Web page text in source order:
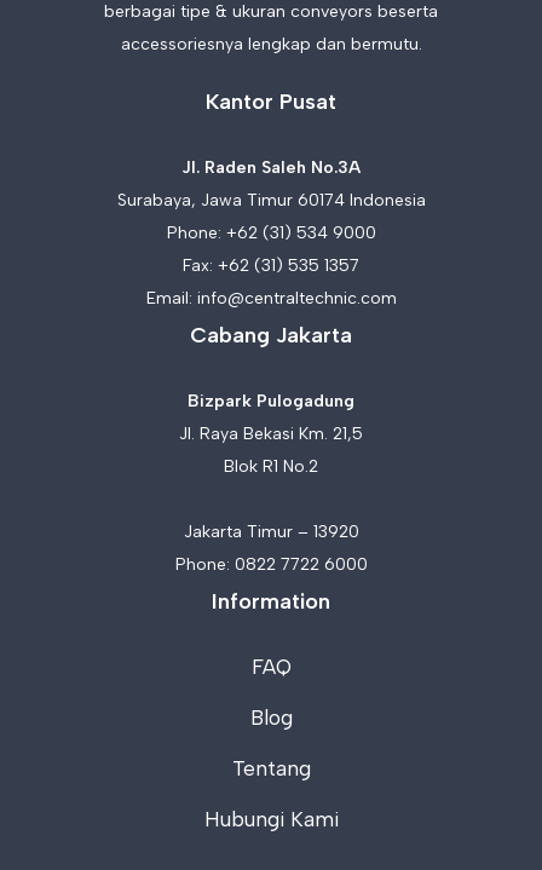
berbagai tipe & ukuran conveyors beserta
accessoriesnya lengkap dan bermutu.
Kantor Pusat
Jl. Raden Saleh No.3A
Surabaya, Jawa Timur 60174 Indonesia
Phone: +62 (31) 534 9000
Fax: +62 (31) 535 1357
Email: info@centraltechnic.com
Cabang Jakarta
Bizpark Pulogadung
Jl. Raya Bekasi Km. 21,5
Blok R1 No.2
Jakarta Timur – 13920
Phone: 0822 7722 6000
Information
FAQ
Blog
Tentang
Hubungi Kami